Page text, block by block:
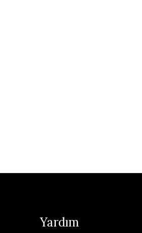
Yardım